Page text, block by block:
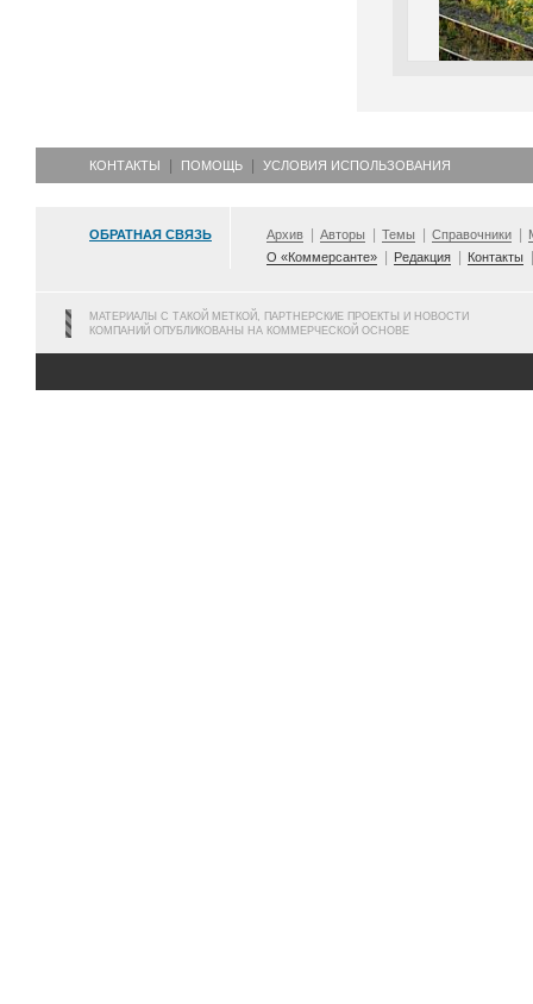
КОНТАКТЫ ПОМОЩЬ УСЛОВИЯ ИСПОЛЬЗОВАНИЯ
ОБРАТНАЯ СВЯЗЬ Архив Авторы Темы Справочники
О «Коммерсанте»
Редакция Контакты
МАТЕРИАЛЫ С ТАКОЙ МЕТКОЙ, ПАРТНЕРСКИЕ ПРОЕКТЫ И НОВОСТИ
КОМПАНИЙ ОПУБЛИКОВАНЫ НА КОММЕРЧЕСКОЙ ОСНОВЕ